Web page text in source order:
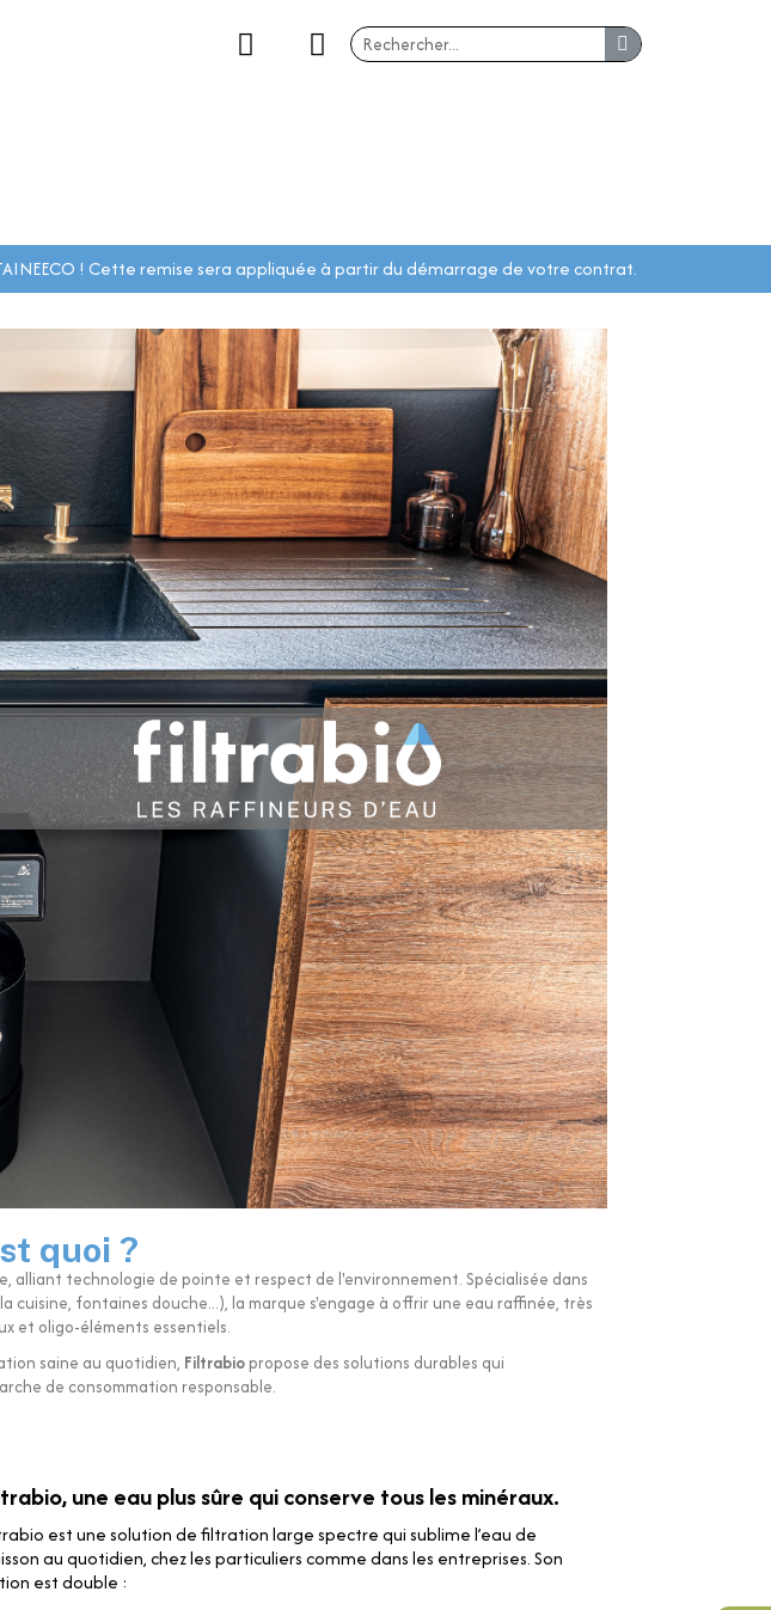
! Cette remise sera appliquée à partir du démarrage de votre contrat.
quoi ?
technologie de pointe et respect de l'environnement. Spécialisée dans
fontaines douche...), la marque s'engage à offrir une eau raffinée, très
et oligo-éléments essentiels.
saine au quotidien, Filtrabio propose des solutions durables qui
de consommation responsable.
une eau plus sûre qui conserve tous les minéraux.
est une solution de filtration large spectre qui sublime l’eau de
au quotidien, chez les particuliers comme dans les entreprises. Son
est double :